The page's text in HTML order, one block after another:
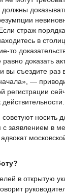
страж
в
то
доказать
вы съездите
—
регистрации
носить
с заявлением в
в открытую